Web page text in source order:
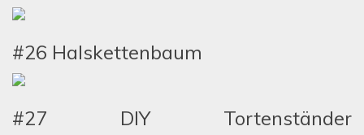
#26 Halskettenbaum
#27 DIY Tortenständer